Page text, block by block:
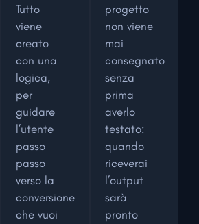
Tutto
viene
creato
con una
logica,
per
guidare
l’utente
passo
passo
verso la
conversione
che vuoi
progetto
non viene
mai
consegnato
senza
prima
averlo
testato:
quando
riceverai
l’output
sarà
pronto